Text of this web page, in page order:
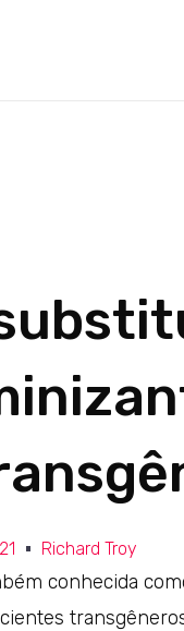
Richard Troy
conhecida